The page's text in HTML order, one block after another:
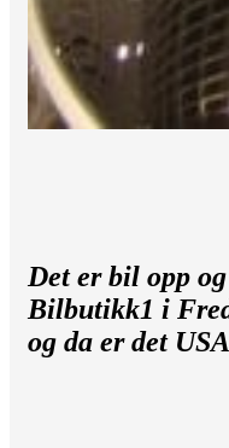
Det er bil opp
Bilbutikk1 i
og da er det